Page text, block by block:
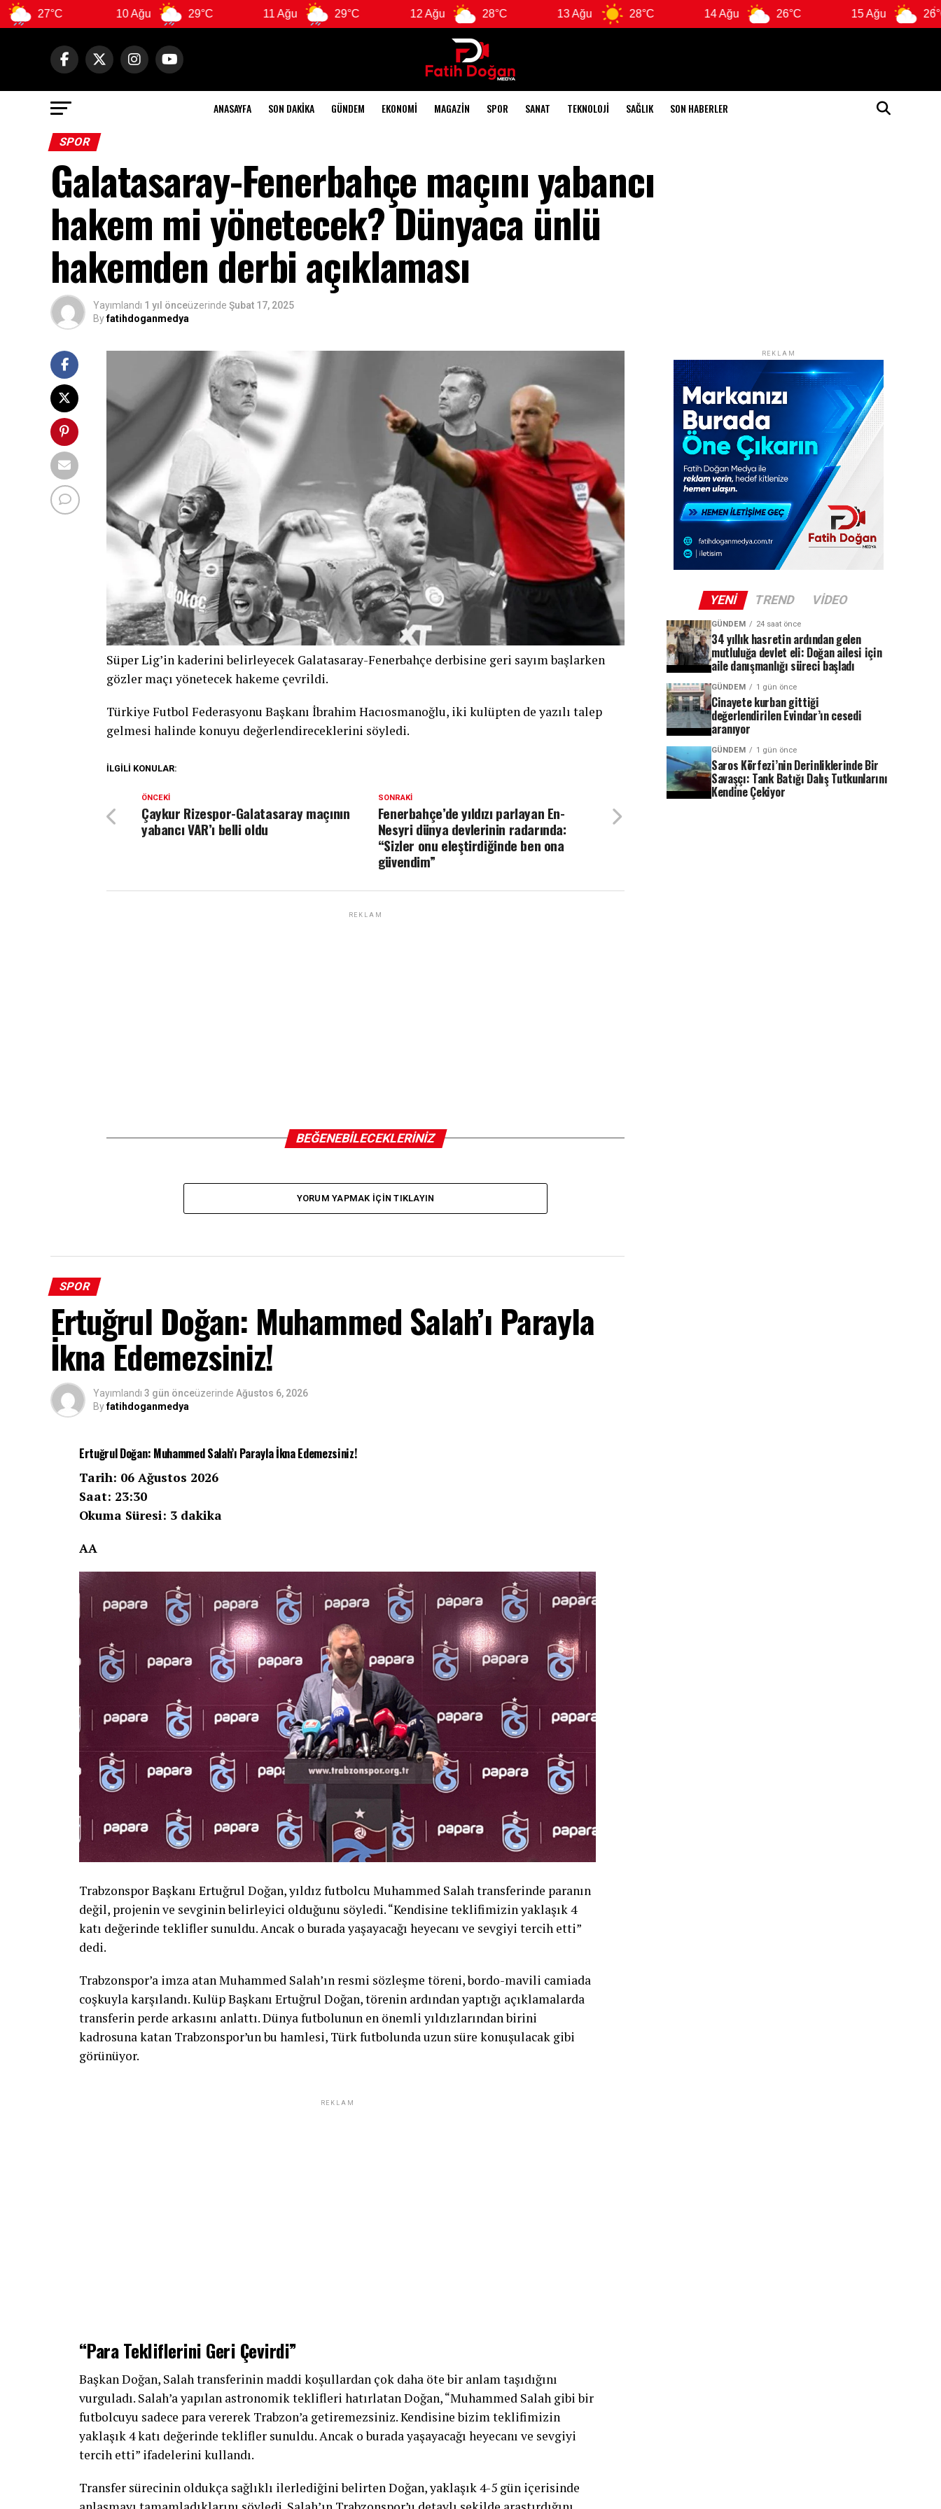
29°C 29°C 28°C 28°C 26°C 26°C
ANASAYFA SON DAKIKA GÜNDEM EKONOMI MAGAZIN SPOR SANAT TEKNOLOJI SAĞLIK SON HABERLER
SPOR
Galatasaray-Fenerbahçe maçını yabancı
hakem mi yönetecek? Dünyaca ünlü
hakemden derbi açıklaması
Yayımlandı 1 yıl önceüzerinde Şubat 17, 2025
Byfatihdoganmedya
Süper Lig’in kaderini belirleyecek Galatasaray-Fenerbahçe derbisine geri sayım başlarken
gözler maçı yönetecek hakeme çevrildi.
Türkiye Futbol Federasyonu Başkanı İbrahim Hacıosmanoğlu, iki kulüpten de yazılı talep
gelmesi halinde konuyu değerlendireceklerini söyledi.
İLGILI KONULAR:
SONRAKI
Fenerbahçe’de yıldızı parlayan En-
Nesyri dünya devlerinin radarında:
“Sizler onu eleştirdiğinde ben ona
güvendim”
ÖNCEKI
Çaykur Rizespor-Galatasaray maçının
yabancı VAR’ı belli oldu
REKLAM
BEĞENEBILECEKLERINIZ
YORUM YAPMAK IÇIN TIKLAYIN
SPOR
Ertuğrul Doğan: Muhammed Salah’ı Parayla
İkna Edemezsiniz!
Yayımlandı 3 gün önceüzerinde Ağustos 6, 2026
Byfatihdoganmedya
Ertuğrul Doğan: Muhammed Salah’ı Parayla İkna Edemezsiniz!
Tarih: 06 Ağustos 2026
Saat: 23:30
Okuma Süresi: 3 dakika
AA
Trabzonspor Başkanı Ertuğrul Doğan, yıldız futbolcu Muhammed Salah transferinde paranın
değil, projenin ve sevginin belirleyici olduğunu söyledi. “Kendisine teklifimizin yaklaşık 4
katı değerinde teklifler sunuldu. Ancak o burada yaşayacağı heyecanı ve sevgiyi tercih etti”
dedi.
Trabzonspor’a imza atan Muhammed Salah’ın resmi sözleşme töreni, bordo-mavili camiada
coşkuyla karşılandı. Kulüp Başkanı Ertuğrul Doğan, törenin ardından yaptığı açıklamalarda
transferin perde arkasını anlattı. Dünya futbolunun en önemli yıldızlarından birini
kadrosuna katan Trabzonspor’un bu hamlesi, Türk futbolunda uzun süre konuşulacak gibi
görünüyor.
REKLAM
“Para Tekliflerini Geri Çevirdi”
Başkan Doğan, Salah transferinin maddi koşullardan çok daha öte bir anlam taşıdığını
vurguladı. Salah’a yapılan astronomik teklifleri hatırlatan Doğan, “Muhammed Salah gibi bir
futbolcuyu sadece para vererek Trabzon’a getiremezsiniz. Kendisine bizim teklifimizin
yaklaşık 4 katı değerinde teklifler sunuldu. Ancak o burada yaşayacağı heyecanı ve sevgiyi
tercih etti” ifadelerini kullandı.
Transfer sürecinin oldukça sağlıklı ilerlediğini belirten Doğan, yaklaşık 4-5 gün içerisinde
REKLAM
YENI TREND VIDEO
GÜNDEM 24 saat önce
34 yıllık hasretin ardından gelen
mutluluğa devlet eli: Doğan ailesi için
aile danışmanlığı süreci başladı
GÜNDEM 1 gün önce
Cinayete kurban gittiği
değerlendirilen Evindar’ın cesedi
aranıyor
GÜNDEM 1 gün önce
Saros Körfezi’nin Derinliklerinde Bir
Savaşçı: Tank Batığı Dalış Tutkunlarını
Kendine Çekiyor